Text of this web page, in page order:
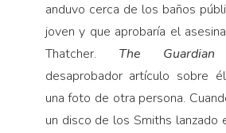
anduvo cerca de los baños
joven y que aprobaría el
Thatcher. The Guardian
desaprobador artículo sobre
una foto de otra persona.
un disco de los Smiths lanzado